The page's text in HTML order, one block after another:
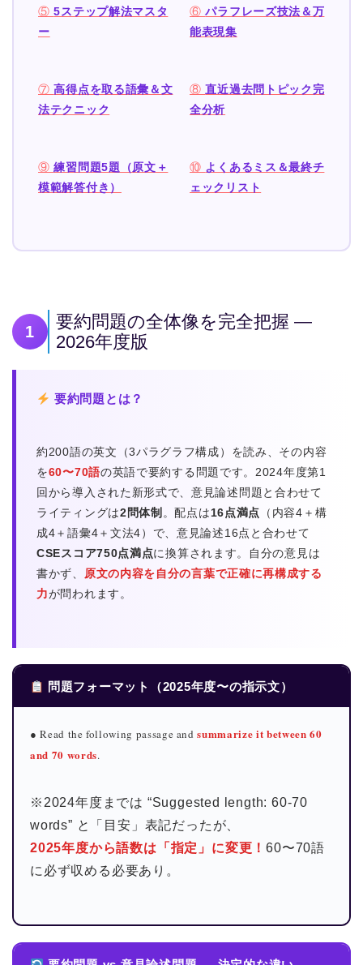
⑤5ステップ解法マスタ
ー
⑥パラフレーズ技法＆万
能表現集
⑦高得点を取る語彙＆文
法テクニック
⑧直近過去問トピック完
全分析
⑨練習問題5題（原文＋
模範解答付き）
⑩ よくあるミス＆最終チ
ェックリスト
1
要約問題の全体像を完全把握 —
2026年度版
要約問題とは？
約200語の英文（3パラグラフ構成）を読み、その内容
を60〜70語の英語で要約する問題です。2024年度第1
回から導入された新形式で、意見論述問題と合わせて
ライティングは2問体制 。配点は16点満点 （内容4＋構
成4＋語彙4＋文法4）で、意見論述16点と合わせて
CSEスコア750点満点に換算されます。自分の意見は
書かず、 原文の内容を自分の言葉で正確に再構成する
力が問われます。
問題フォーマット（2025年度〜の指示文）
● Read the following passage andsummarize it between 60
and 70 words.
※2024年度までは “Suggested length: 60-70
words” と「目安」表記だったが、
2025年度から語数は「指定」に変更！60〜70語
に必ず収める必要あり。